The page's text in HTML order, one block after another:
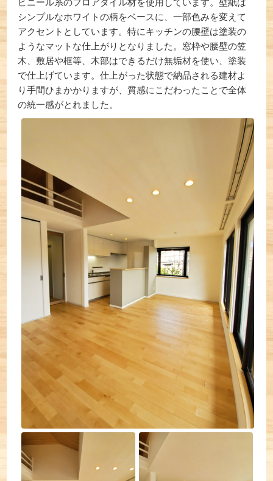
ビニール系のフロアタイル材を使用しています。壁紙は
シンプルなホワイトの柄をベースに、一部色みを変えて
アクセントとしています。特にキッチンの腰壁は塗装の
ようなマットな仕上がりとなりました。窓枠や腰壁の笠
木、敷居や框等、木部はできるだけ無垢材を使い、塗装
で仕上げています。仕上がった状態で納品される建材よ
り手間ひまかかりますが、質感にこだわったことで全体
の統一感がとれました。